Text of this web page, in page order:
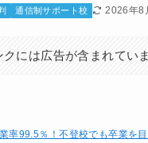
通信制サポート校 2026年8
には広告が含まれていま
率99.5％！不登校でも卒業を